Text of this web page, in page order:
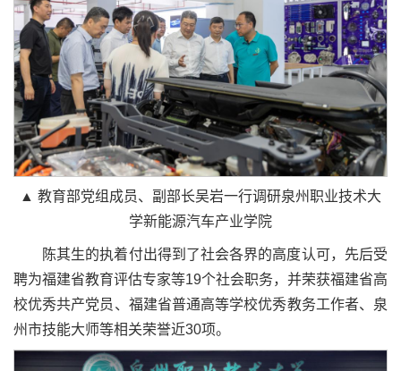
▲ 教育部党组成员、副部长吴岩一行调研泉州职业技术大
学新能源汽车产业学院
陈其生的执着付出得到了社会各界的高度认可，先后受
聘为福建省教育评估专家等19个社会职务，并荣获福建省高
校优秀共产党员、福建省普通高等学校优秀教务工作者、泉
州市技能大师等相关荣誉近30项。